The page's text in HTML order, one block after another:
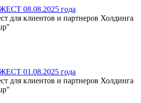
08.08.2025 года
для клиентов и партнеров Холдинга
01.08.2025 года
для клиентов и партнеров Холдинга